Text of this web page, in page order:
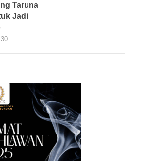
Taruna
Jadi